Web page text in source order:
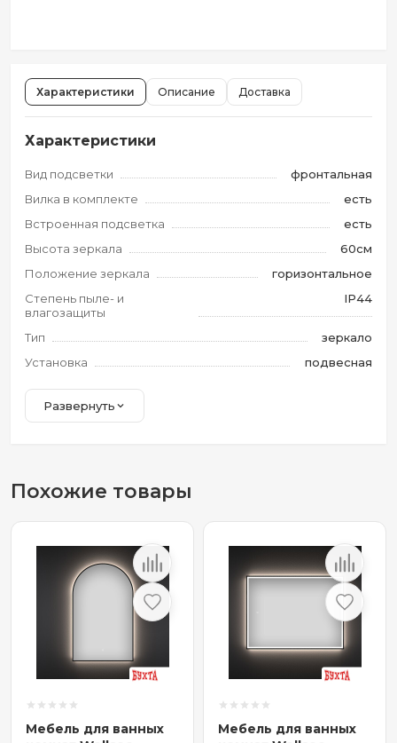
Характеристики Описание Доставка
Характеристики
Вид подсветки
фронтальная
Вилка в комплекте
есть
Встроенная подсветка
есть
Высота зеркала
60см
Положение зеркала
горизонтальное
Степень пыле- и
влагозащиты
IP44
Тип
зеркало
Установка
подвесная
Развернуть
Похожие товары
Мебель для ванных
Мебель для ванных